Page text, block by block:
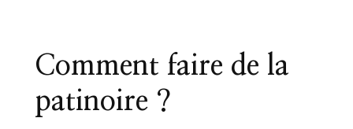
Comment faire de la
patinoire ?